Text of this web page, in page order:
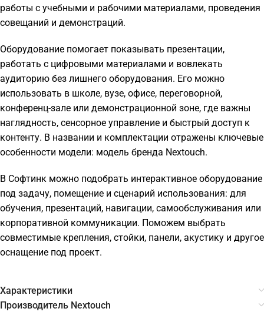
работы с учебными и рабочими материалами, проведения
совещаний и демонстраций.
Оборудование помогает показывать презентации,
работать с цифровыми материалами и вовлекать
аудиторию без лишнего оборудования. Его можно
использовать в школе, вузе, офисе, переговорной,
конференц-зале или демонстрационной зоне, где важны
наглядность, сенсорное управление и быстрый доступ к
контенту. В названии и комплектации отражены ключевые
особенности модели: модель бренда Nextouch.
В Софтинк можно подобрать интерактивное оборудование
под задачу, помещение и сценарий использования: для
обучения, презентаций, навигации, самообслуживания или
корпоративной коммуникации. Поможем выбрать
совместимые крепления, стойки, панели, акустику и другое
оснащение под проект.
Характеристики
Производитель Nextouch